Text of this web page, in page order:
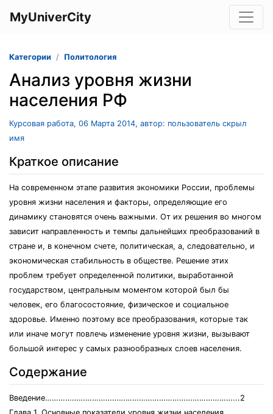
MyUniverCity
Категории Политология
Анализ уровня жизни
населения РФ
Курсовая работа, 06 Марта 2014, автор: пользователь скрыл
имя
Краткое описание
На современном этапе развития экономики России, проблемы
уровня жизни населения и факторы, определяющие его
динамику становятся очень важными. От их решения во многом
зависит направленность и темпы дальнейших преобразований в
стране и, в конечном счете, политическая, а, следовательно, и
экономическая стабильность в обществе. Решение этих
проблем требует определенной политики, выработанной
государством, центральным моментом которой был бы
человек, его благосостояние, физическое и социальное
здоровье. Именно поэтому все преобразования, которые так
или иначе могут повлечь изменение уровня жизни, вызывают
большой интерес у самых разнообразных слоев населения.
Содержание
Введение…………………………………………………………………………...2